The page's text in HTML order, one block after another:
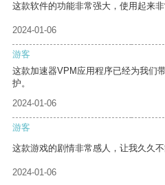
这款软件的功能非常强大，使用起来非
2024-01-06
游客
这款加速器VPM应用程序已经为我们
护。
2024-01-06
游客
这款游戏的剧情非常感人，让我久久不
2024-01-06